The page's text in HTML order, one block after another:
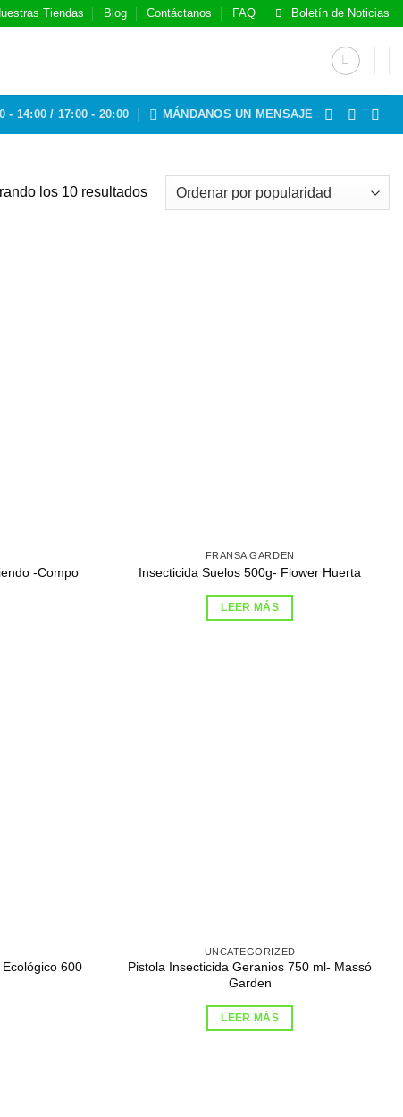
Tiendas Blog Contáctanos FAQ Boletín de Noticias
- 14:00 / 17:00 - 20:00 MÁNDANOS UN MENSAJE
los 10 resultadosOrdenado
por
-Compo
FRANSA GARDEN
Insecticida Suelos 500g- Flower Huerta
LEER MÁS
600
UNCATEGORIZED
Pistola Insecticida Geranios 750 ml- Massó
Garden
LEER MÁS